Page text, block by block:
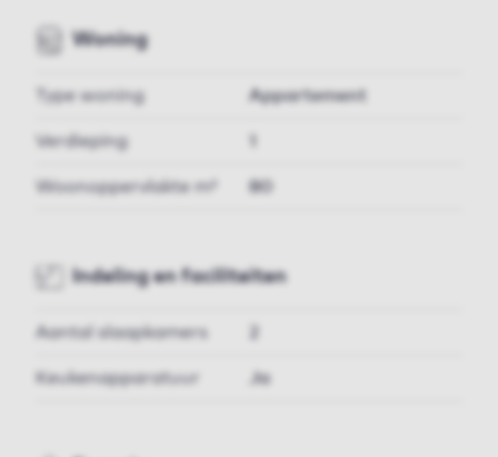
Woning
Type woning Appartement
Verdieping
Woonoppervlakte m² 80
Indeling en faciliteiten
Aantal slaapkamers
Keukenapparatuur Ja